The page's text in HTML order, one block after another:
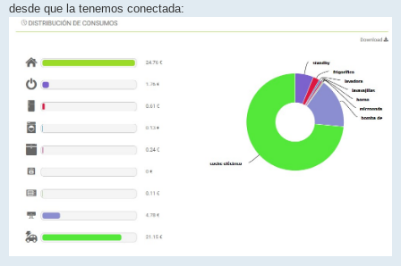
desde que la tenemos conectada: